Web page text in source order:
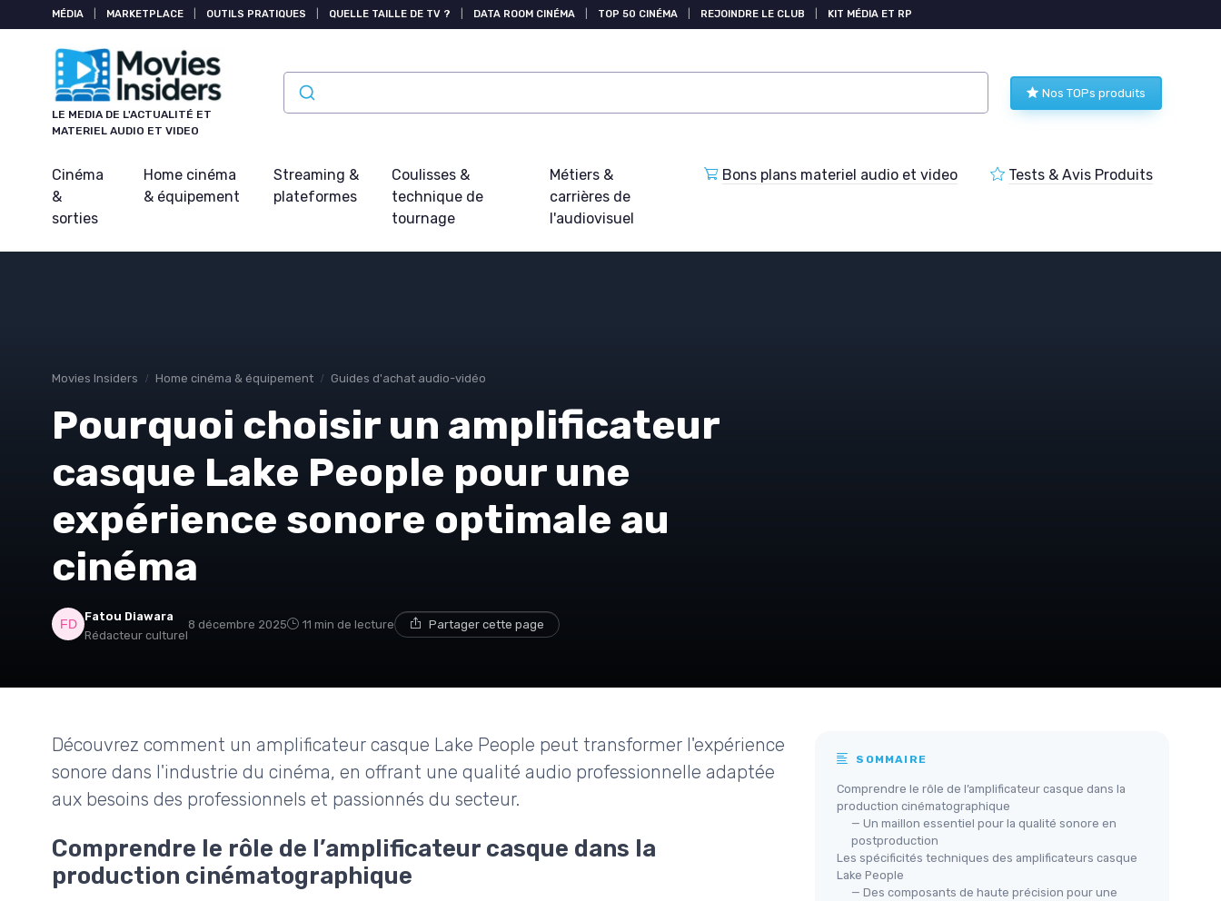
MÉDIA MARKETPLACE OUTILS PRATIQUES QUELLE TAILLE DE TV ? DATA ROOM CINÉMA TOP 50 CINÉMA REJOINDRE LE CLUB KIT MÉDIA ET RP
LE MEDIA DE L'ACTUALITÉ ET
MATERIEL AUDIO ET VIDEO
Nos TOPs produits
Cinéma
&
sorties
Home cinéma
& équipement
Streaming &
plateformes
Coulisses &
technique de
tournage
Métiers &
carrières de
l'audiovisuel
Bons plans materiel audio et video Tests & Avis Produits
Movies Insiders Home cinéma & équipement Guides d'achat audio-vidéo
Pourquoi choisir un amplificateur
casque Lake People pour une
expérience sonore optimale au
cinéma
Fatou Diawara
Rédacteur culturel
8 décembre 2025 11 min de lecture Partager cette page
Découvrez comment un amplificateur casque Lake People peut transformer l'expérience
sonore dans l'industrie du cinéma, en offrant une qualité audio professionnelle adaptée
aux besoins des professionnels et passionnés du secteur.
Comprendre le rôle de l’amplificateur casque dans la
production cinématographique
SOMMAIRE
Comprendre le rôle de l’amplificateur casque dans la
production cinématographique
— Un maillon essentiel pour la qualité sonore en
postproduction
Les spécificités techniques des amplificateurs casque
Lake People
— Des composants de haute précision pour une
Panneau de gestion des cookies